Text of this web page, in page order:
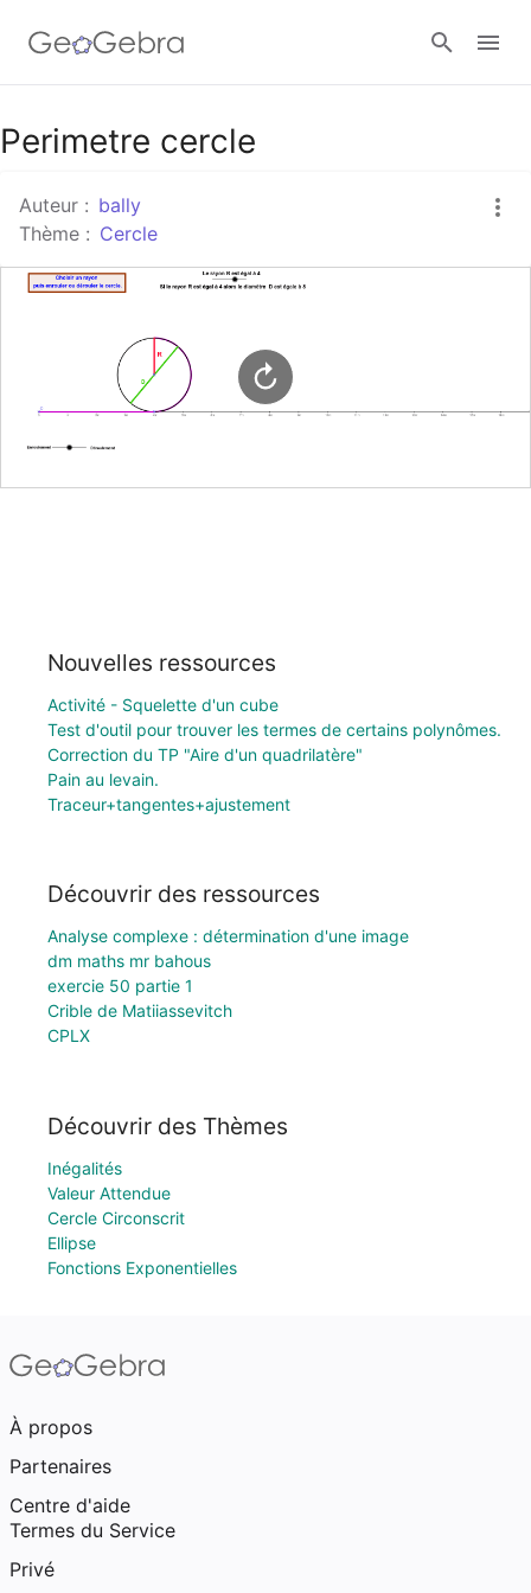
Google Classroom
Classe GeoGebra
Perimetre cercle
Auteur : bally
Thème : Cercle
Nouvelles ressources
Activité - Squelette d'un cube
Test d'outil pour trouver les termes de certains polynômes.
Correction du TP "Aire d'un quadrilatère"
Pain au levain.
Traceur+tangentes+ajustement
Découvrir des ressources
Analyse complexe : détermination d'une image
dm maths mr bahous
exercie 50 partie 1
Crible de Matiiassevitch
CPLX
Découvrir des Thèmes
Inégalités
Valeur Attendue
Cercle Circonscrit
Ellipse
Fonctions Exponentielles
À propos
Partenaires
Centre d'aide
Termes du Service
Privé